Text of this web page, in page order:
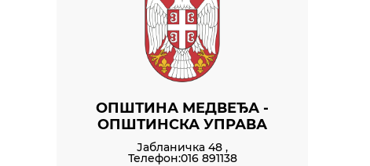
ОПШТИНА МЕДВЕЂА -
ОПШТИНСКА УПРАВА
Јабланичка 48 ,
Телефон:016 891138